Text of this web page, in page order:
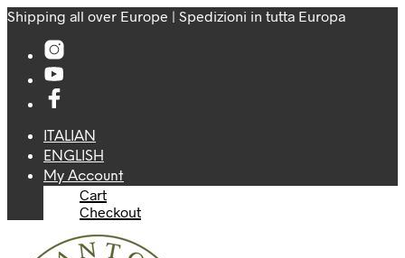
Shipping all over Europe | Spedizioni in tutta Europa
ITALIAN
ENGLISH
My Account
Cart
Checkout